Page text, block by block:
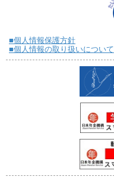
■個人情報保護方針
■個人情報の取り扱いについて